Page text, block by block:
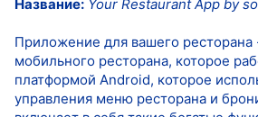
Название: Your Restaurant App by
Приложение для вашего
мобильного ресторана, которое
платформой Android, которое
управления меню ресторана и